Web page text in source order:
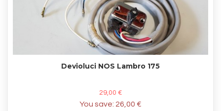
Devioluci NOS Lambro 175
29,00 €
You save: 26,00 €